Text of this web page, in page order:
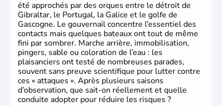
été approchés par des orques entre le détroit de
Gibraltar, le Portugal, la Galice et le golfe de
Gascogne. Le gouvernail concentre l’essentiel des
contacts mais quelques bateaux ont tout de même
fini par sombrer. Marche arrière, immobilisation,
pingers, sable ou coloration de l’eau : les
plaisanciers ont testé de nombreuses parades,
souvent sans preuve scientifique pour lutter contre
ces « attaques ». Après plusieurs saisons
d’observation, que sait-on réellement et quelle
conduite adopter pour réduire les risques ?